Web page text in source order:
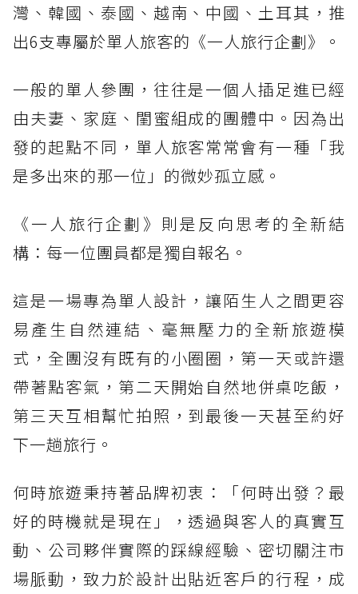
灣、韓國、泰國、越南、中國、土耳其，推
出6支專屬於單人旅客的《一人旅行企劃》。
一般的單人參團，往往是一個人插足進已經
由夫妻、家庭、閨蜜組成的團體中。因為出
發的起點不同，單人旅客常常會有一種「我
是多出來的那一位」的微妙孤立感。
《一人旅行企劃》則是反向思考的全新結
構：每一位團員都是獨自報名。
這是一場專為單人設計，讓陌生人之間更容
易產生自然連結、毫無壓力的全新旅遊模
式，全團沒有既有的小圈圈，第一天或許還
帶著點客氣，第二天開始自然地併桌吃飯，
第三天互相幫忙拍照，到最後一天甚至約好
下一趟旅行。
何時旅遊秉持著品牌初衷：「何時出發？最
好的時機就是現在」，透過與客人的真實互
動、公司夥伴實際的踩線經驗、密切關注市
場脈動，致力於設計出貼近客戶的行程，成